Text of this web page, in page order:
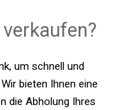
um schnell und
bieten Ihnen eine
die Abholung Ihres